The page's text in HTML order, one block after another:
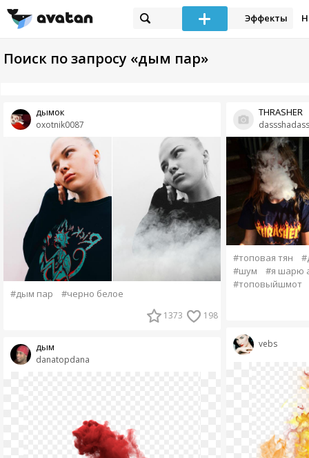
Эффекты
Поиск по запросу «дым пар»
oxotnik0087
дымок
#дым пар #черно белое
1373 198
danatopdana
дым
THRASHER
#топовая тян
#шум
#я шарю
#топовыйшмот
vebs